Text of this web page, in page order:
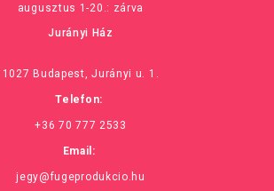
augusztus 1-20.: zárva
Jurányi Ház
1027 Budapest, Jurányi u. 1.
Telefon:
+36 70 777 2533
Email:
jegy@fugeprodukcio.hu